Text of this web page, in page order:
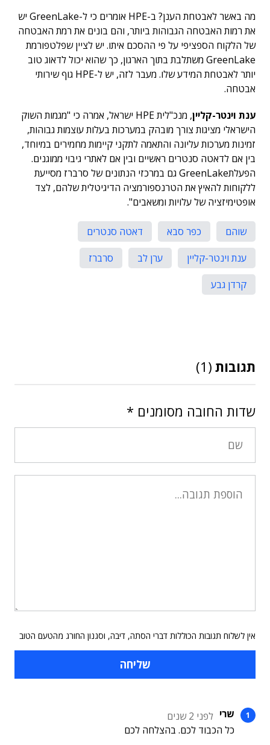
מה באשר לאבטחת הענן? ב-HPE אומרים כי ל-GreenLake יש
את רמות האבטחה הגבוהות ביותר, והם בונים את רמת האבטחה
של הלקוח הספציפי על פי ההסכם איתו. יש לציין שפלטפורמת
GreenLake משתלבת בתוך הארגון, כך שהוא יכול לדאוג טוב
יותר לאבטחת המידע שלו. מעבר לזה, יש ל-HPE גוף שירותי
אבטחה.
ענת וינטר-קליין
, מנכ"לית HPE ישראל, אמרה כי "מגמות השוק
הישראלי מציגות צורך מובהק במערכות בעלות עוצמות גבוהות,
זמינות מערכות עליונה והתאמה לתקני קיימות מחמירים במיוחד,
בין אם לדאטה סנטרים ראשיים ובין אם לאתרי גיבוי ממוגנים.
הפעלתGreenLake גם במרכזי הנתונים של סרברז מסייעת
ללקוחות להאיץ את הטרנספורמציה הדיגיטלית שלהם, לצד
אופטימיזציה של עלויות ומשאבים".
שוהם כפר סבא
דאטה סנטרים
ענת וינטר-קליין
ערן לב
סרברז
קרדן גבע
תגובות (1)
שדות החובה מסומנים *
אין לשלוח תגובות הכוללות דברי הסתה, דיבה, וסגנון החורג מהטעם הטוב
שרי לפני 2 שנים
כל הכבוד לכם. בהצלחה לכם